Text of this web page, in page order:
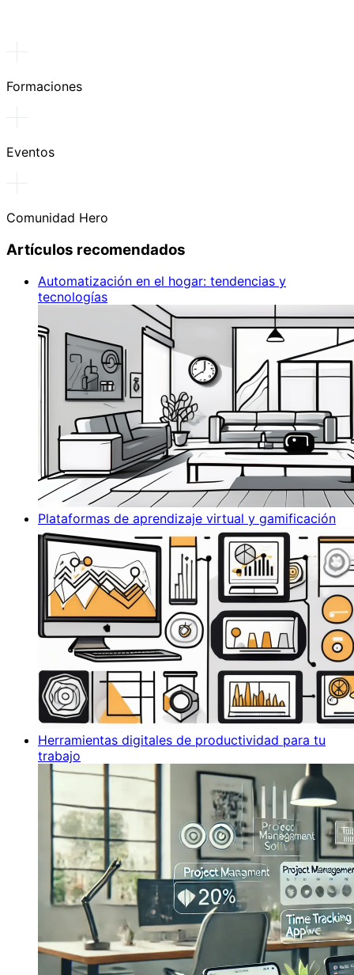
Formaciones
Eventos
Comunidad Hero
Artículos recomendados
Automatización en el hogar: tendencias y
tecnologías
Plataformas de aprendizaje virtual y gamificación
Herramientas digitales de productividad para tu
trabajo